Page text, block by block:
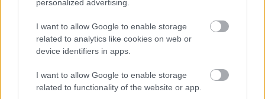
personalized advertising.
I want to allow Google to enable storage
related to analytics like cookies on web or
device identifiers in apps.
I want to allow Google to enable storage
related to functionality of the website or app.
Όχι δεν πρόκειται για κάποιον/α ενοχλητικό
stalker, αλλά για τους πολυάριθμους θαμώνες
αυτού του ultra sexy café- bar που βρίσκεται
στην Πλατεία Βραζιλίας. H κάβα του κι οι ετικέτες
με τις μπύρες του θα σε εκπλήξουν ευχάριστα την
ώρα που ο χώρος με τα τραπέζια και τις κερκίδες